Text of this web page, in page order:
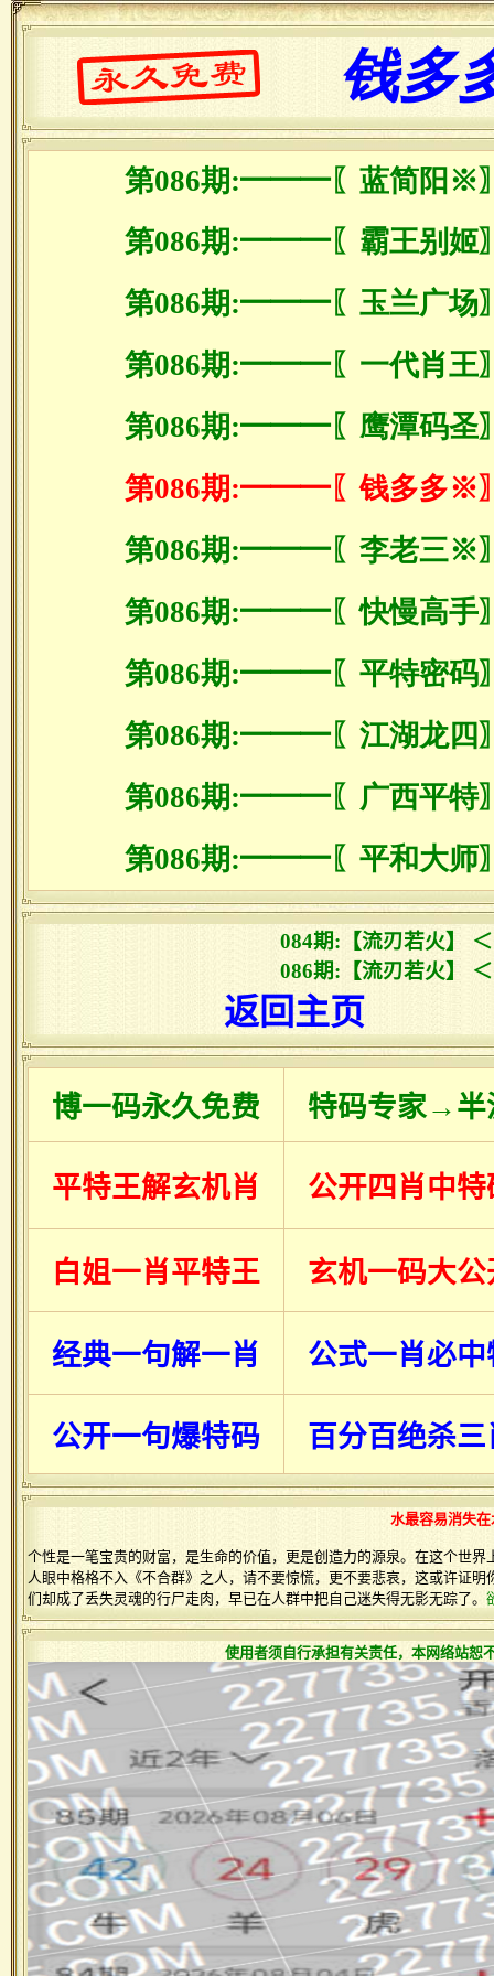
钱多
第086期:━━━〖蓝简阳
第086期:━━━〖霸王别
第086期:━━━〖玉兰广
第086期:━━━〖一代肖
第086期:━━━〖鹰潭码
第086期:━━━〖钱多多
第086期:━━━〖李老三
第086期:━━━〖快慢高
第086期:━━━〖平特密
第086期:━━━〖江湖龙
第086期:━━━〖广西平
第086期:━━━〖平和大
084期:【流刃若火】
086期:【流刃若火】
返回主页
博一码永久免费 特码专家→半
平特王解玄机肖 公开四肖中特
白姐一肖平特王 玄机一码大公
经典一句解一肖 公式一肖必中
公开一句爆特码 百分百绝杀三
水最容易消失
个性是一笔宝贵的财富，是生命的价值，更是创造力的源泉。在这个世
人眼中格格不入《不合群》之人，请不要惊慌，更不要悲哀，这或许证
们却成了丢失灵魂的行尸走肉，早已在人群中把自己迷失得无影无踪了。
使用者须自行承担有关责任，本网络站恕